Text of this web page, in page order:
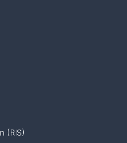
(RIS)